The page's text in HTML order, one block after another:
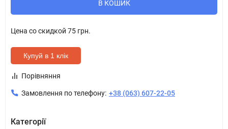
В КОШИК
Цена со скидкой 75 грн.
Купуй в 1 клік
Порівняння
Замовлення по телефону: +38 (063) 607-22-05
Категорії